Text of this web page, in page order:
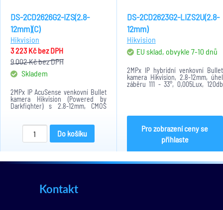
DS-2CD2626G2-IZS(2.8-
12mm)(C)
Hikvision
3 223 Kčbez DPH
9 002 Kčbez DPH
Skladem
2MPx IP AcuSense venkovní Bullet
kamera Hikvision (Powered by
Darkfighter) s 2.8-12mm, CMOS
120dB WDR, 3D DNR, BLC, HLC. IR
až do 60m. SD...
Do košíku
DS-2CD2623G2-LIZS2U(2.8-
12mm)
Hikvision
EU sklad, obvykle 7-10 dnů
2MPx IP hybridní venkovní Bullet
kamera Hikvision, 2.8-12mm, úhel
záběru 111 - 33°, 0,005Lux, 120db
Pro zobrazení ceny se
přihlaste
Kontakt